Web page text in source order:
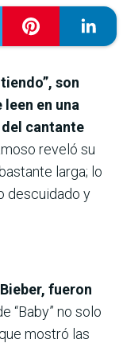
son
en una
cantante
reveló su
larga; lo
descuidado y
fueron
“Baby” no solo
mostró las